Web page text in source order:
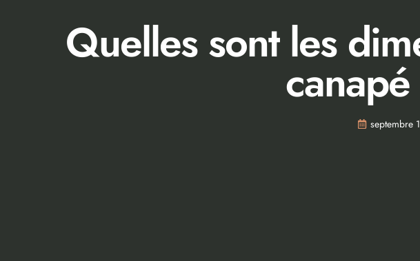
Quelles sont les
septembre